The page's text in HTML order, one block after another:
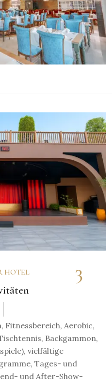
HOTEL
Fitnessbereich, Aerobic,
Backgammon,
vielfältige
Tages- und
und After-Show-
3